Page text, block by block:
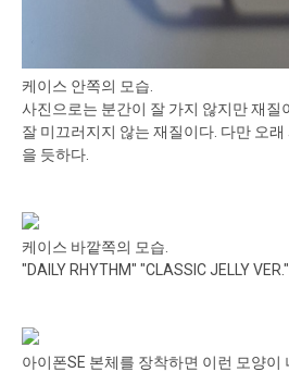
케이스 안쪽의 모습.
사진으로는 분간이 잘 가지 않지만 재질
잘 미끄러지지 않는 재질이다. 다만 오
을 듯하다.
케이스 바깥쪽의 모습.
"DAILY RHYTHM" "CLASSIC JELLY
아이폰SE 본체를 장착하면 이런 모양이